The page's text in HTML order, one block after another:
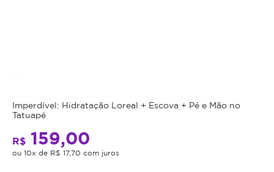
Imperdível: Hidratação Loreal + Escova + Pé e Mão no
Tatuapé
R$ 159,00
ou 10x de R$ 17,70 com juros